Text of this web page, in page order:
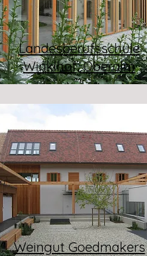
Landesberufsschule
Winklhof, Oberalm
Weingut Goedmakers